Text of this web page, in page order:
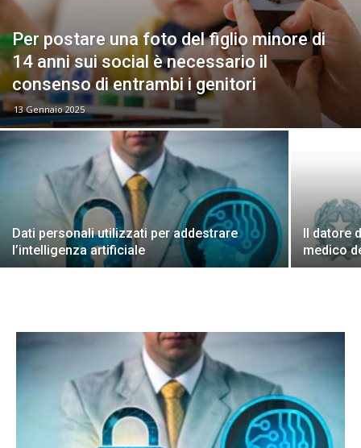
Per postare una foto del figlio minore di
14 anni sui social è necessario il
consenso di entrambi i genitori
13 Gennaio 2025
Dati personali utilizzati per addestrare
l’intelligenza artificiale
Il datore
medico